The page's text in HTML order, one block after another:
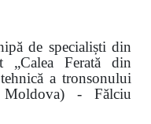
de specialiști din
„Calea Ferată din
a tronsonului
Moldova) - Fălciu